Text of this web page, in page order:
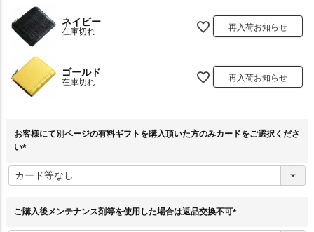
ネイビー
在庫切れ 再入荷お知らせ
ゴールド
在庫切れ 再入荷お知らせ
お客様にて別ページの有料ギフトを購入頂いた方のみカードをご選択くださ
い
必
須
ご購入後メンテナンス剤等を使用した場合は返品交換不可